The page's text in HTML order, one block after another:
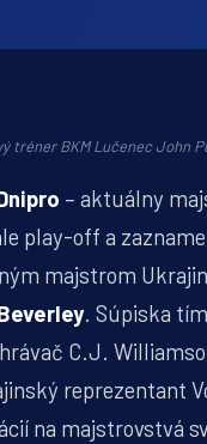
tréner BKM Lučenec John
– aktuálny
play-off a
majstrom
. Súpiska
C.J.
reprezentant
na majstrovstvá